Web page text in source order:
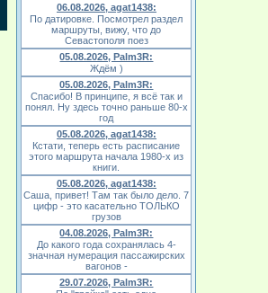
06.08.2026, agat1438:
По датировке. Посмотрел раздел
маршруты, вижу, что до
Севастополя поез
05.08.2026, Palm3R:
Ждём )
05.08.2026, Palm3R:
Спасибо! В принципе, я всё так и
понял. Ну здесь точно раньше 80-х
год
05.08.2026, agat1438:
Кстати, теперь есть расписание
этого маршрута начала 1980-х из
книги.
05.08.2026, agat1438:
Саша, привет! Там так было дело. 7
цифр - это касательно ТОЛЬКО
грузов
04.08.2026, Palm3R:
До какого года сохранялась 4-
значная нумерация пассажирских
вагонов -
29.07.2026, Palm3R: